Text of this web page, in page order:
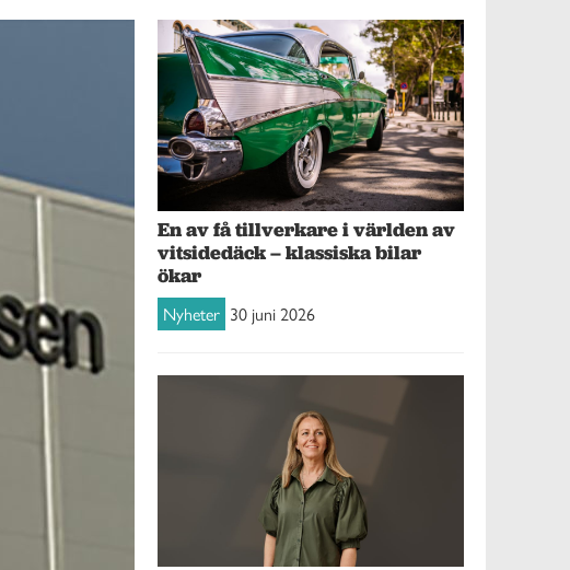
En av få tillverkare i världen av
vitsidedäck – klassiska bilar
ökar
Nyheter 30 juni 2026